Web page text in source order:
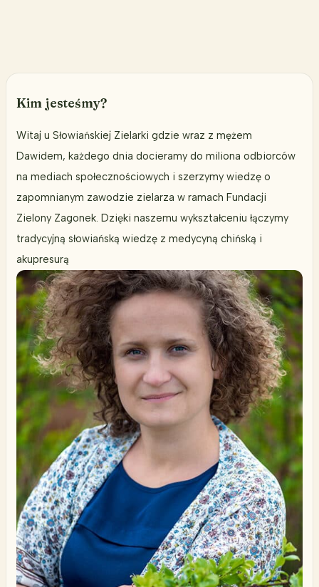
Kim jesteśmy?
Witaj u Słowiańskiej Zielarki gdzie wraz z mężem
Dawidem, każdego dnia docieramy do miliona odbiorców
na mediach społecznościowych i szerzymy wiedzę o
zapomnianym zawodzie zielarza w ramach Fundacji
Zielony Zagonek. Dzięki naszemu wykształceniu łączymy
tradycyjną słowiańską wiedzę z medycyną chińską i
akupresurą